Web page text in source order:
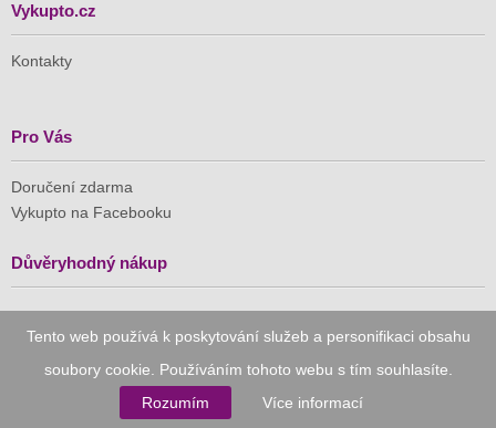
Tento web používá k poskytování služeb a personifikaci obsahu
soubory cookie. Používáním tohoto webu s tím souhlasíte.
Rozumím
Více informací
Vykupto.cz
Kontakty
Pro Vás
Doručení zdarma
Vykupto na Facebooku
Důvěryhodný nákup
komerci (APEK)